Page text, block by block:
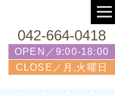
042-664-0418
OPEN／9:00-18:00
CLOSE／月,火曜日